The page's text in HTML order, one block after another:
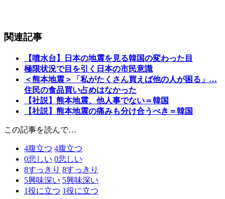
関連記事
【噴水台】日本の地震を見る韓国の変わった目
極限状況で目を引く日本の市民意識
＜熊本地震＞「私がたくさん買えば他の人が困る」…
住民の食品買い占めはなかった
【社説】熊本地震、他人事でない＝韓国
【社説】熊本地震の痛みも分け合うべき＝韓国
この記事を読んで…
4腹立つ 4腹立つ
0悲しい 0悲しい
8すっきり 8すっきり
5興味深い 5興味深い
1役に立つ 1役に立つ